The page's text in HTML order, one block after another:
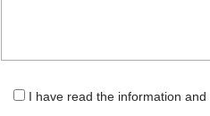
I have read the information and